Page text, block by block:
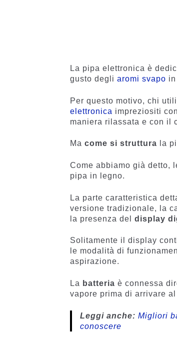
La pipa elettronica è
gusto degliaromi svapo
Per questo motivo, chi
elettronica impreziositi
maniera rilassata e con il
Macome si struttura la
Come abbiamo già detto,
pipa in legno.
La parte caratteristica
versione tradizionale, la
la presenza deldisplay
Solitamente il display
le modalità di
aspirazione.
La batteria è connessa
vapore prima di arrivare
Leggi anche: Migliori
conoscere